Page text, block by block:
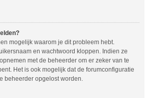
mogelijk waarom je dit probleem hebt.
en wachtwoord kloppen. Indien ze
met de beheerder om er zeker van te
Het is ook mogelijk dat de forumconfiguratie
beheerder opgelost worden.